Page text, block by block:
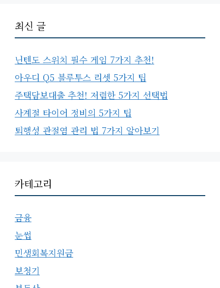
최신 글
닌텐도 스위치 필수 게임 7가지 추천!
아우디 Q5 블루투스 리셋 5가지 팁
주택담보대출 추천! 저렴한 5가지 선택법
사계절 타이어 정비의 5가지 팁
퇴행성 관절염 관리 법 7가지 알아보기
카테고리
금융
눈썹
민생회복지원금
보청기